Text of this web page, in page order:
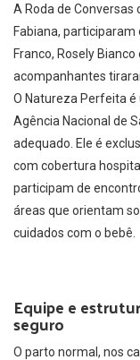
A Roda de
Fabiana,
Franco, Rosely
acompanhantes
O Natureza Perfeita
Agência Nacional de
adequado. Ele é
com cobertura
participam de
áreas que orientam
cuidados com o bebê.
Equipe e
seguro
O parto normal, nos